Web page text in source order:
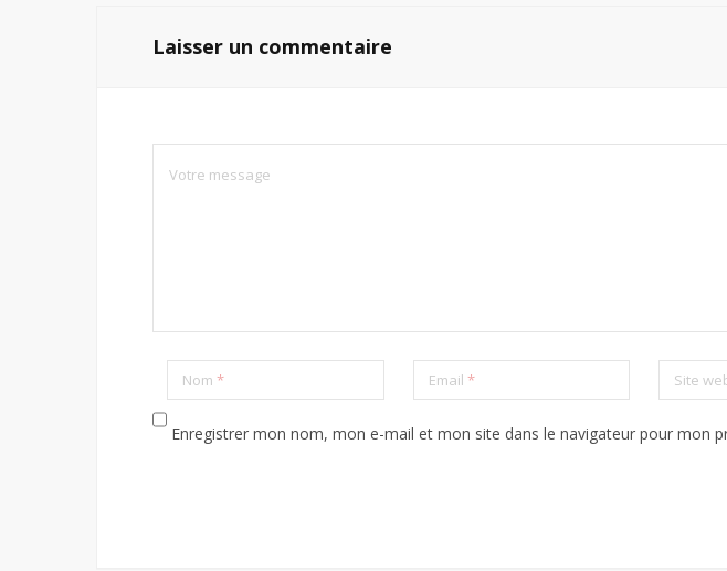
Laisser un commentaire
Nom * Email * Site
Enregistrer mon nom, mon e-mail et mon site dans le navigateur pour mon